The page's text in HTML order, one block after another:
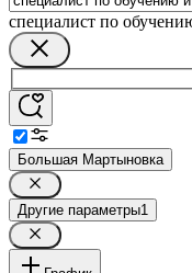
специалист по
Большая Мартыновка
Другие параметры1